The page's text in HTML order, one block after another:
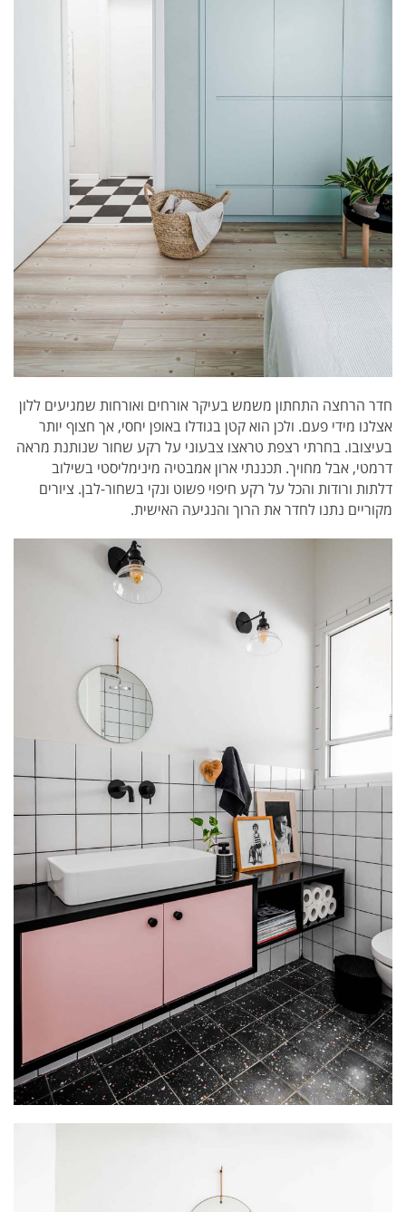
חדר הרחצה התחתון משמש בעיקר אורחים ואורחות שמגיעים ללון
אצלנו מידי פעם. ולכן הוא קטן בגודלו באופן יחסי, אך חצוף יותר
בעיצובו. בחרתי רצפת טראצו צבעוני על רקע שחור שנותנת מראה
דרמטי, אבל מחויך. תכננתי ארון אמבטיה מינימליסטי בשילוב
דלתות ורודות והכל על רקע חיפוי פשוט ונקי בשחור-לבן. ציורים
מקוריים נתנו לחדר את הרוך והנגיעה האישית.